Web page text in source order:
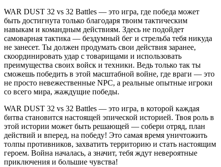
WAR DUST 32 vs 32 Battles — это игра, где победа может
быть достигнута только благодаря твоим тактическим
навыкам и командным действиям. Здесь не подойдет
самоварная тактика — бездумный бег и стрельба тебя никуда
не занесет. Ты должен продумать свои действия заранее,
скоординировать удар с товарищами и использовать
преимущества своих войск и техники. Ведь только так ты
сможешь победить в этой масштабной войне, где враги — это
не просто невежественные NPC, а реальные опытные игроки
со всего мира, жаждущие победы.
WAR DUST 32 vs 32 Battles — это игра, в которой каждая
битва становится настоящей эпической историей. Твоя роль в
этой истории может быть решающей — собери отряд, план
действий и вперед, на победу! Это самая время уничтожить
толпы противников, захватить территорию и стать настоящим
героем. Война началась, а значит, тебя ждут невероятные
приключения и большие чувства!